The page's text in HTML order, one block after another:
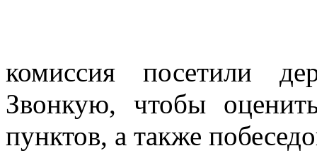
комиссия посетили
Звонкую, чтобы
пунктов, а также